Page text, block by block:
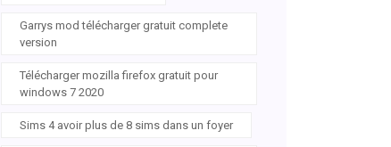
Garrys mod télécharger gratuit complete
version
Télécharger mozilla firefox gratuit pour
windows 7 2020
Sims 4 avoir plus de 8 sims dans un foyer